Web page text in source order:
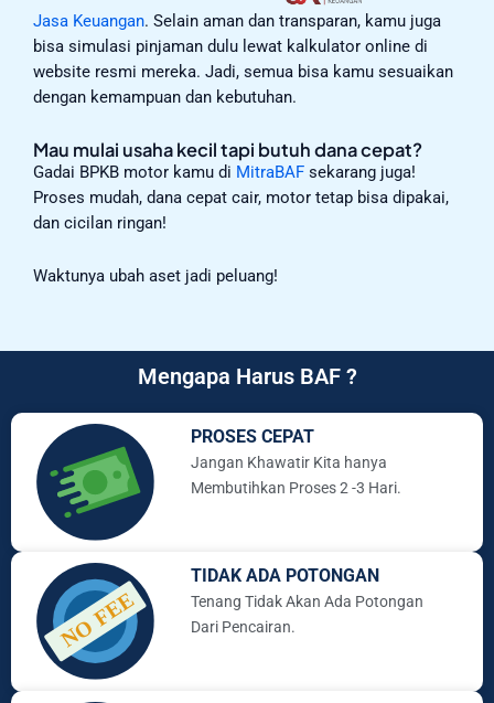
Jasa Keuangan. Selain aman dan transparan, kamu juga
bisa simulasi pinjaman dulu lewat kalkulator online di
website resmi mereka. Jadi, semua bisa kamu sesuaikan
dengan kemampuan dan kebutuhan.
Mau mulai usaha kecil tapi butuh dana cepat?
Gadai BPKB motor kamu di MitraBAF sekarang juga!
Proses mudah, dana cepat cair, motor tetap bisa dipakai,
dan cicilan ringan!
Waktunya ubah aset jadi peluang!
Mengapa Harus BAF ?
PROSES CEPAT
Jangan Khawatir Kita hanya
Membutihkan Proses 2 -3 Hari.
TIDAK ADA POTONGAN
Tenang Tidak Akan Ada Potongan
Dari Pencairan.